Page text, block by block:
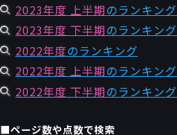
2023年度 上半期のランキング
2023年度 下半期のランキング
2022年度のランキング
2022年度 上半期のランキング
2022年度 下半期のランキング
■ページ数や点数で検索